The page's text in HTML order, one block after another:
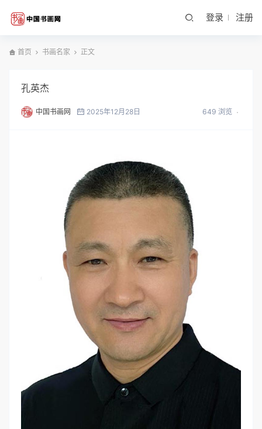
登录 注册
首页 书画名家 正文
孔英杰
中国书画网 2025年12月28日 649 浏览